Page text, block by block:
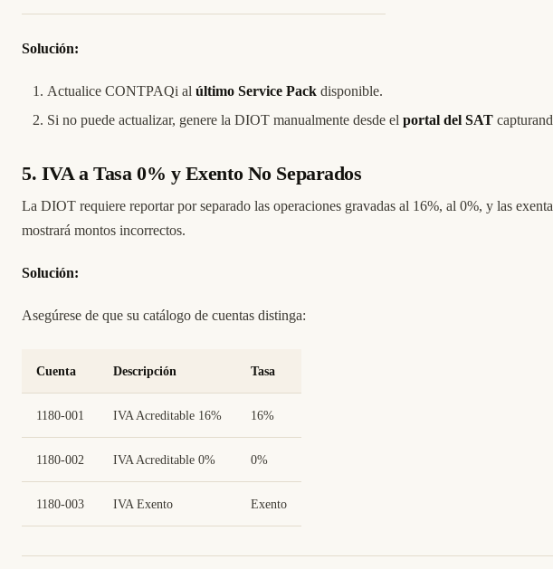
Solución:
Actualice CONTPAQi al último Service Pack disponible.
Si no puede actualizar, genere la DIOT manualmente desde el portal del SAT
5. IVA a Tasa 0% y Exento No Separados
La DIOT requiere reportar por separado las operaciones gravadas al 16%, al 0%, y las
mostrará montos incorrectos.
Solución:
Asegúrese de que su catálogo de cuentas distinga:
Cuenta Descripción Tasa
1180-001 IVA Acreditable 16% 16%
1180-002 IVA Acreditable 0% 0%
1180-003 IVA Exento Exento